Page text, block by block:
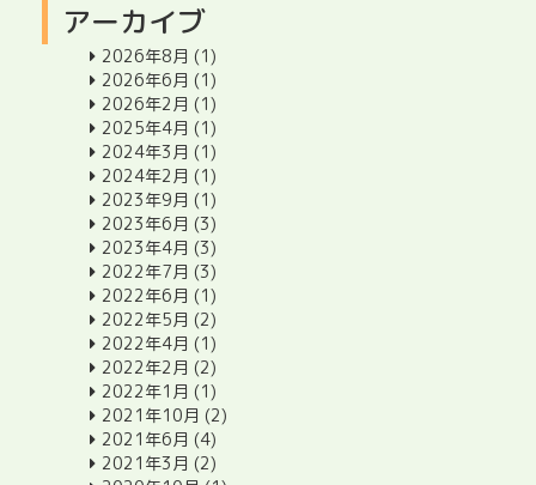
アーカイブ
2026年8月 (1)
2026年6月 (1)
2026年2月 (1)
2025年4月 (1)
2024年3月 (1)
2024年2月 (1)
2023年9月 (1)
2023年6月 (3)
2023年4月 (3)
2022年7月 (3)
2022年6月 (1)
2022年5月 (2)
2022年4月 (1)
2022年2月 (2)
2022年1月 (1)
2021年10月 (2)
2021年6月 (4)
2021年3月 (2)